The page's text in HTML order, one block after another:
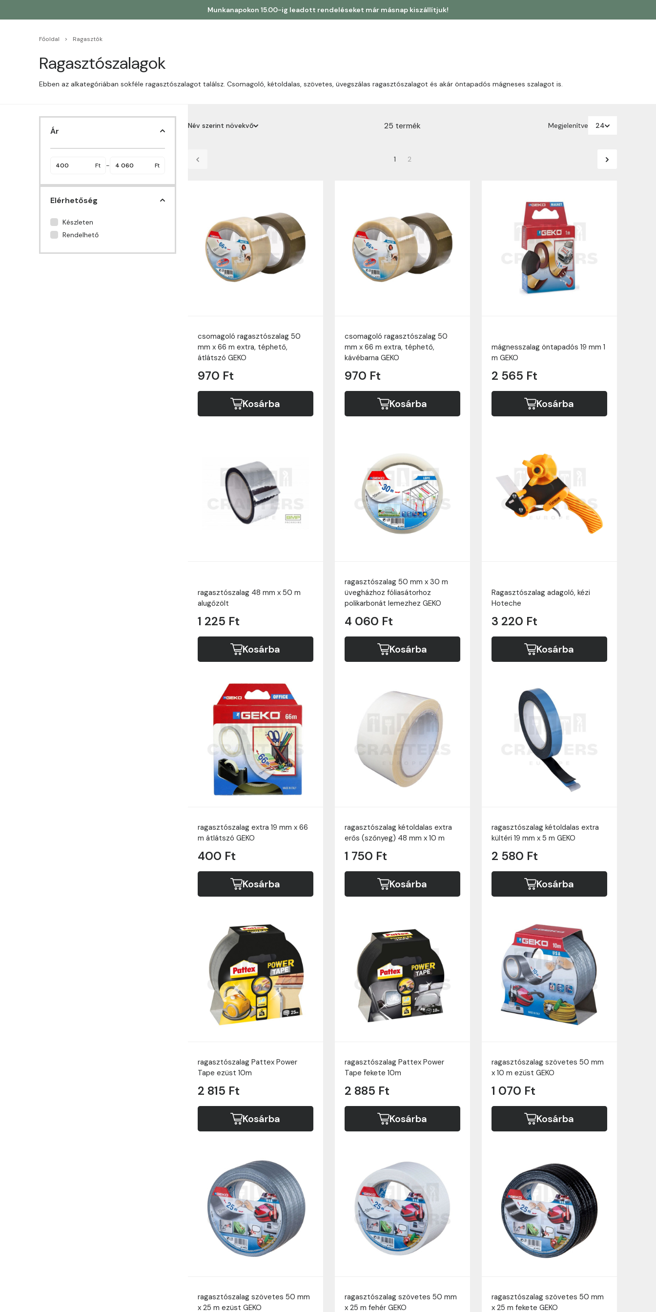
Munkanapokon 15.00-ig leadott rendeléseket már másnap kiszállítjuk!
Főoldal Ragasztók
Ragasztószalagok
Ebben az alkategóriában sokféle ragasztószalagot találsz. Csomagoló, kétoldalas, szövetes, üvegszálas ragasztószalagot és akár öntapadós mágneses szalagot is.
Ár
Ft - Ft
Elérhetőség
Készleten
Rendelhető
Név szerint növekvő
Név szerint csökkenő
25 termék Megjelenítve
24
1 2
csomagoló ragasztószalag 50
mm x 66 m extra, téphető,
átlátszó GEKO
970 Ft
Kosárba
csomagoló ragasztószalag 50
mm x 66 m extra, téphető,
kávébarna GEKO
970 Ft
Kosárba
mágnesszalag öntapadós 19 mm 1
m GEKO
2 565 Ft
Kosárba
ragasztószalag 48 mm x 50 m
alugőzölt
1 225 Ft
Kosárba
ragasztószalag 50 mm x 30 m
üvegházhoz fóliasátorhoz
polikarbonát lemezhez GEKO
4 060 Ft
Kosárba
Ragasztószalag adagoló, kézi
Hoteche
3 220 Ft
Kosárba
ragasztószalag extra 19 mm x 66
m átlátszó GEKO
400 Ft
Kosárba
ragasztószalag kétoldalas extra
erős (szőnyeg) 48 mm x 10 m
1 750 Ft
Kosárba
ragasztószalag kétoldalas extra
kültéri 19 mm x 5 m GEKO
2 580 Ft
Kosárba
ragasztószalag Pattex Power
Tape ezüst 10m
2 815 Ft
Kosárba
ragasztószalag Pattex Power
Tape fekete 10m
2 885 Ft
Kosárba
ragasztószalag szövetes 50 mm
x 10 m ezüst GEKO
1 070 Ft
Kosárba
ragasztószalag szövetes 50 mm
x 25 m ezüst GEKO
ragasztószalag szövetes 50 mm
x 25 m fehér GEKO
ragasztószalag szövetes 50 mm
x 25 m fekete GEKO